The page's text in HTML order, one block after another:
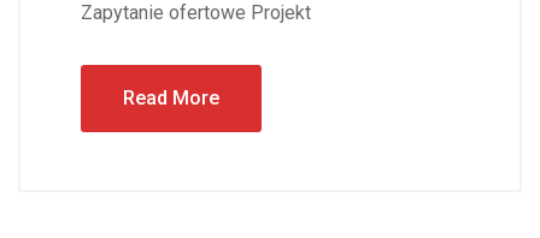
Zapytanie ofertowe Projekt
Read More